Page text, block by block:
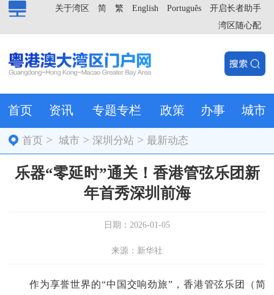
开启长者助手
Português
English
繁
简
关于湾区
湾区随心配
首页 资讯 专题专栏 政策 办事 城市
首页 >城市 >深圳分站 >最新动态
乐器“零延时”通关！香港管弦乐团新
年首秀深圳前海
日期：2026-01-05
来源：新华社
作为享誉世界的“中国交响劲旅”，香港管弦乐团（简